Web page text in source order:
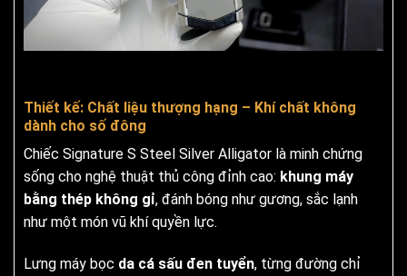
Thiết kế: Chất liệu thượng hạng – Khí chất không
dành cho số đông
Chiếc Signature S Steel Silver Alligator là minh chứng
sống cho nghệ thuật thủ công đỉnh cao: khung máy
bằng thép không gỉ, đánh bóng như gương, sắc lạnh
như một món vũ khí quyền lực.
Lưng máy bọc da cá sấu đen tuyển, từng đường chỉ